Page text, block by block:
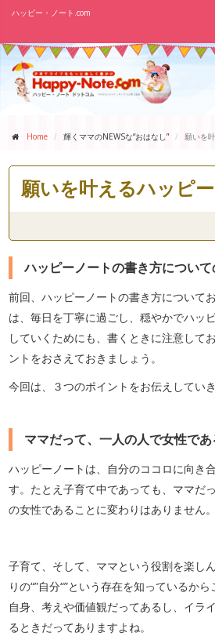
ハッピー・ノート.com
Home 輝くママのNEWSな“おはなし” 願いを
願いを叶えるハッピ
ハッピーノートの書き方について
前回、ハッピーノートの書き方について
は、毎日を丁寧に過ごし、穏やかでハッ
していくためにも、書くときに注意して
ントをおさえておきましょう。
今回は、３つのポイントをお伝えしていき
ママだって、一人の人で女性であ
ハッピーノートは、自分のココロに向き
す。たとえ子育て中であっても、ママだ
の女性であることに変わりはありません。
子育て、そして、ママという役割を楽し
りの“”自分“”という存在を知っているか
自身、考えや価値観だってあるし、イラ
るときだってありますよね。